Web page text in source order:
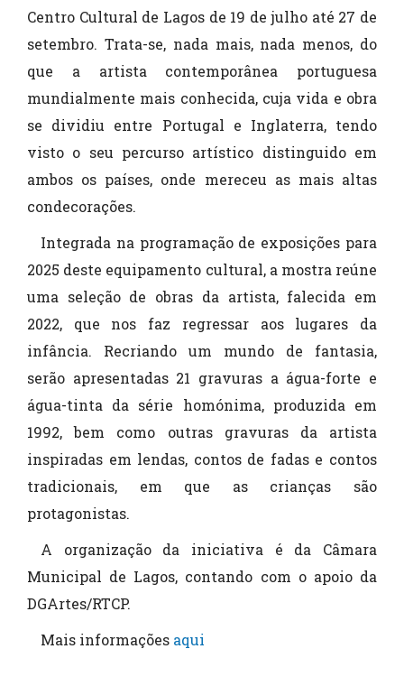
Centro Cultural de Lagos de 19 de julho até 27 de
setembro. Trata-se, nada mais, nada menos, do
que a artista contemporânea portuguesa
mundialmente mais conhecida, cuja vida e obra
se dividiu entre Portugal e Inglaterra, tendo
visto o seu percurso artístico distinguido em
ambos os países, onde mereceu as mais altas
condecorações.
Integrada na programação de exposições para
2025 deste equipamento cultural, a mostra reúne
uma seleção de obras da artista, falecida em
2022, que nos faz regressar aos lugares da
infância. Recriando um mundo de fantasia,
serão apresentadas 21 gravuras a água-forte e
água-tinta da série homónima, produzida em
1992, bem como outras gravuras da artista
inspiradas em lendas, contos de fadas e contos
tradicionais, em que as crianças são
protagonistas.
A organização da iniciativa é da Câmara
Municipal de Lagos, contando com o apoio da
DGArtes/RTCP.
Mais informações aqui